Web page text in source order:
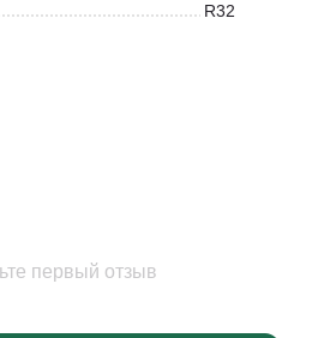
R32
первый отзыв